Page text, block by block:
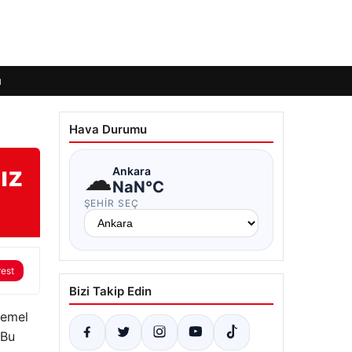
Hava Durumu
☁Ankara
NaN°C
ŞEHIR SEÇ
Bizi Takip Edin